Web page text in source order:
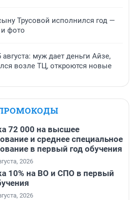
Трусовой исполнился год —
и фото
муж дает деньги Айзе,
возле ТЦ, откроются новые
72 000 на высшее
и среднее специальное
в первый год обучения
2026
10% на ВО и СПО в первый
2026